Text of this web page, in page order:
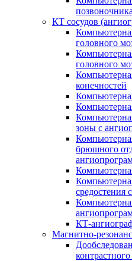
позвоночника
КТ сосудов
головного
головного
конечностей
зоны с
брюшного
средостения
КТ-
Магнитно-